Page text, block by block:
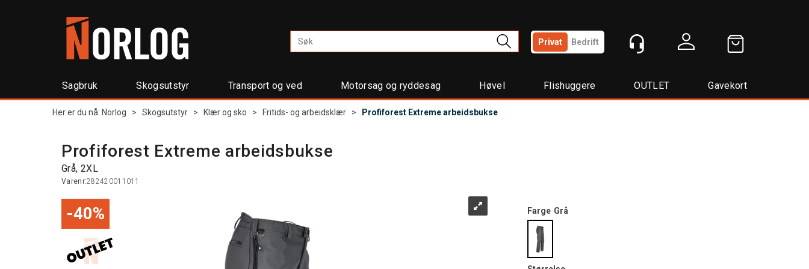
Privat Bedrift
Sagbruk Skogsutstyr Transport og ved Motorsag og ryddesag Høvel Flishuggere OUTLET Gavekort
Her er du nå: Norlog > Skogsutstyr > Klær og sko > Fritids- og arbeidsklær > Profiforest Extreme arbeidsbukse
Profiforest Extreme arbeidsbukse
Grå, 2XL
Varenr:282420011011
40% Farge Grå